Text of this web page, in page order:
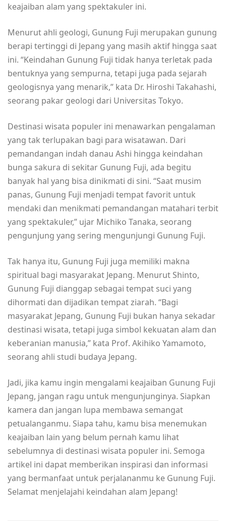
keajaiban alam yang spektakuler ini.
Menurut ahli geologi, Gunung Fuji merupakan gunung
berapi tertinggi di Jepang yang masih aktif hingga saat
ini. “Keindahan Gunung Fuji tidak hanya terletak pada
bentuknya yang sempurna, tetapi juga pada sejarah
geologisnya yang menarik,” kata Dr. Hiroshi Takahashi,
seorang pakar geologi dari Universitas Tokyo.
Destinasi wisata populer ini menawarkan pengalaman
yang tak terlupakan bagi para wisatawan. Dari
pemandangan indah danau Ashi hingga keindahan
bunga sakura di sekitar Gunung Fuji, ada begitu
banyak hal yang bisa dinikmati di sini. “Saat musim
panas, Gunung Fuji menjadi tempat favorit untuk
mendaki dan menikmati pemandangan matahari terbit
yang spektakuler,” ujar Michiko Tanaka, seorang
pengunjung yang sering mengunjungi Gunung Fuji.
Tak hanya itu, Gunung Fuji juga memiliki makna
spiritual bagi masyarakat Jepang. Menurut Shinto,
Gunung Fuji dianggap sebagai tempat suci yang
dihormati dan dijadikan tempat ziarah. “Bagi
masyarakat Jepang, Gunung Fuji bukan hanya sekadar
destinasi wisata, tetapi juga simbol kekuatan alam dan
keberanian manusia,” kata Prof. Akihiko Yamamoto,
seorang ahli studi budaya Jepang.
Jadi, jika kamu ingin mengalami keajaiban Gunung Fuji
Jepang, jangan ragu untuk mengunjunginya. Siapkan
kamera dan jangan lupa membawa semangat
petualanganmu. Siapa tahu, kamu bisa menemukan
keajaiban lain yang belum pernah kamu lihat
sebelumnya di destinasi wisata populer ini. Semoga
artikel ini dapat memberikan inspirasi dan informasi
yang bermanfaat untuk perjalananmu ke Gunung Fuji.
Selamat menjelajahi keindahan alam Jepang!